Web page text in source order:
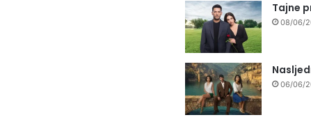
Tajne
08/06/
06/06/